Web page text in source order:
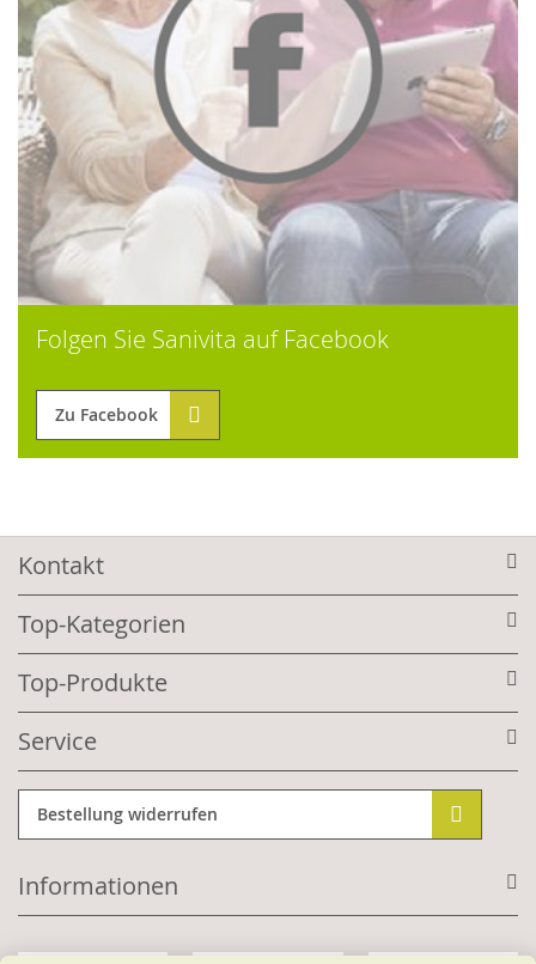
Folgen Sie Sanivita auf Facebook
Zu Facebook
Kontakt
Top-Kategorien
Top-Produkte
Service
Bestellung widerrufen
Informationen